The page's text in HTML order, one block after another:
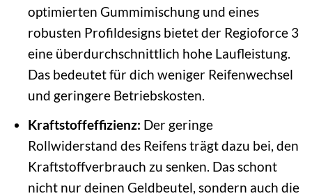
optimierten Gummimischung und eines
robusten Profildesigns bietet der Regioforce 3
eine überdurchschnittlich hohe Laufleistung.
Das bedeutet für dich weniger Reifenwechsel
und geringere Betriebskosten.
Kraftstoffeffizienz: Der geringe
Rollwiderstand des Reifens trägt dazu bei, den
Kraftstoffverbrauch zu senken. Das schont
nicht nur deinen Geldbeutel, sondern auch die